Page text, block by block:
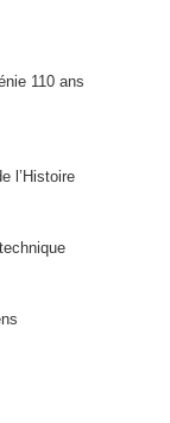
110 ans
l’Histoire